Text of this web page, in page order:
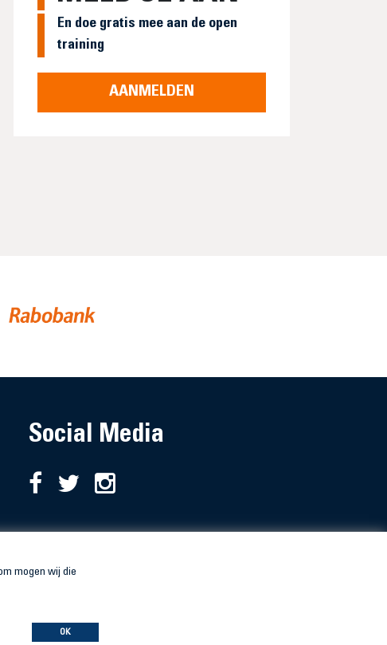
En doe gratis mee aan de open
training
AANMELDEN
mogen wij die
OK
Social Media